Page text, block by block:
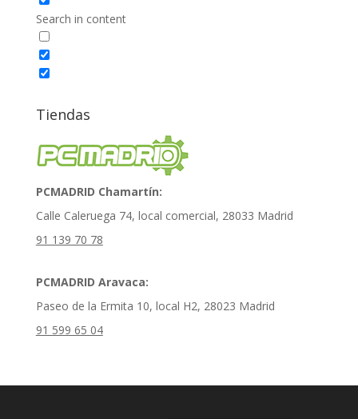
Search in content
Tiendas
PCMADRID Chamartín:
Calle Caleruega 74, local comercial, 28033 Madrid
91 139 70 78
PCMADRID Aravaca:
Paseo de la Ermita 10, local H2, 28023 Madrid
91 599 65 04